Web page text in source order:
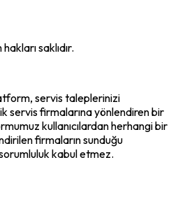
saklıdır.
servis taleplerinizi
servis firmalarına yönlendiren bir
kullanıcılardan herhangi bir
firmaların sunduğu
kabul etmez.